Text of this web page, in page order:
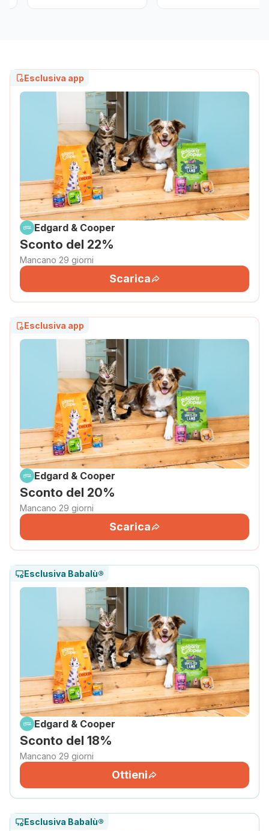
Esclusiva app
Edgard & Cooper
Sconto del 22%
Mancano 29 giorni
Scarica
Esclusiva app
Edgard & Cooper
Sconto del 20%
Mancano 29 giorni
Scarica
Esclusiva Babalù®
Edgard & Cooper
Sconto del 18%
Mancano 29 giorni
Ottieni
Esclusiva Babalù®